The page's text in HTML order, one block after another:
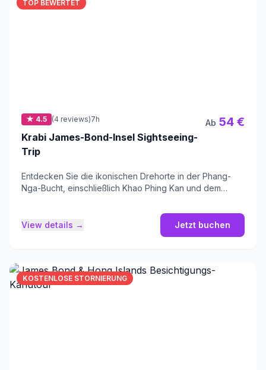
TOP BEWERTET
★ 4.5 (4 reviews)7h
Krabi James-Bond-Insel Sightseeing-
Trip
Ab 54 €
Entdecken Sie die ikonischen Drehorte in der Phang-
Nga-Bucht, einschließlich Khao Phing Kan und dem
View details → Jetzt buchen
KOSTENLOSE STORNIERUNG